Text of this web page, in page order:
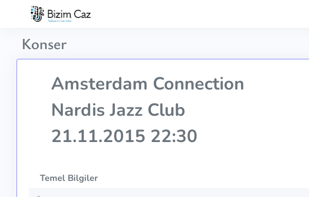
Konser
Amsterdam Connection
Nardis Jazz Club
21.11.2015 22:30
Temel Bilgiler